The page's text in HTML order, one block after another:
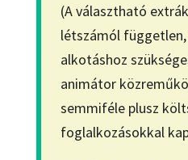
(A választható
létszámól
alkotáshoz
animátor
semmiféle plusz
foglalkozásokkal